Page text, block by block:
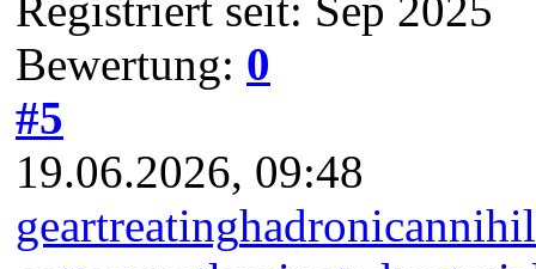
Bewertung: 0
#5
19.06.2026, 09:48
geartreating